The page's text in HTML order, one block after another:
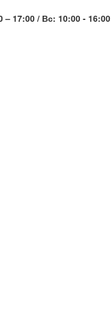
17:00 / Вс: 10:00 - 16:00